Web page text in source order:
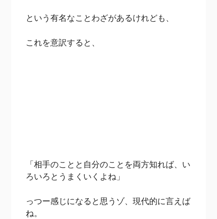
という有名なことわざがあるけれども、
これを意訳すると、
「相手のことと自分のことを両方知れば、い
ろいろとうまくいくよね」
っつー感じになると思うゾ、現代的に言えば
ね。